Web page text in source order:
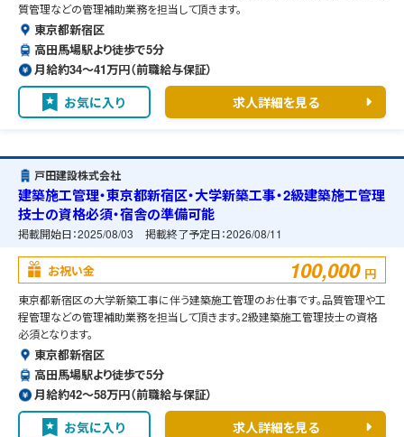
質管理などの管理補助業務を担当して頂きます。
東京都新宿区
高田馬場駅より徒歩で5分
月給約34〜41万円（前職給与保証）
お気に入り 求人詳細を見る
戸田建設株式会社
建築施工管理・東京都新宿区・大学新築工事・2級建築施工管理
技士の資格必須・宿舎の準備可能
掲載開始日：2025/08/03 掲載終了予定日：2026/08/11
お祝い金 100,000 円
東京都新宿区の大学新築工事に伴う建築施工管理のお仕事です。品質管理や工
程管理などの管理補助業務を担当して頂きます。2級建築施工管理技士の資格
必須となります。
東京都新宿区
高田馬場駅より徒歩で5分
月給約42〜58万円（前職給与保証）
お気に入り 求人詳細を見る